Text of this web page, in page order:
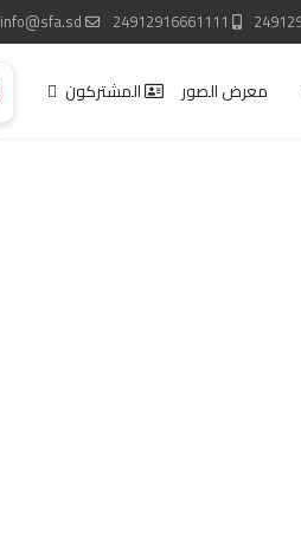
24912916661111
info@sfa.sd
معرض الصور المشتركون